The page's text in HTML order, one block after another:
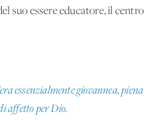
suo essere educatore, il centro
essenzialmente giovannea, piena
affetto per Dio.